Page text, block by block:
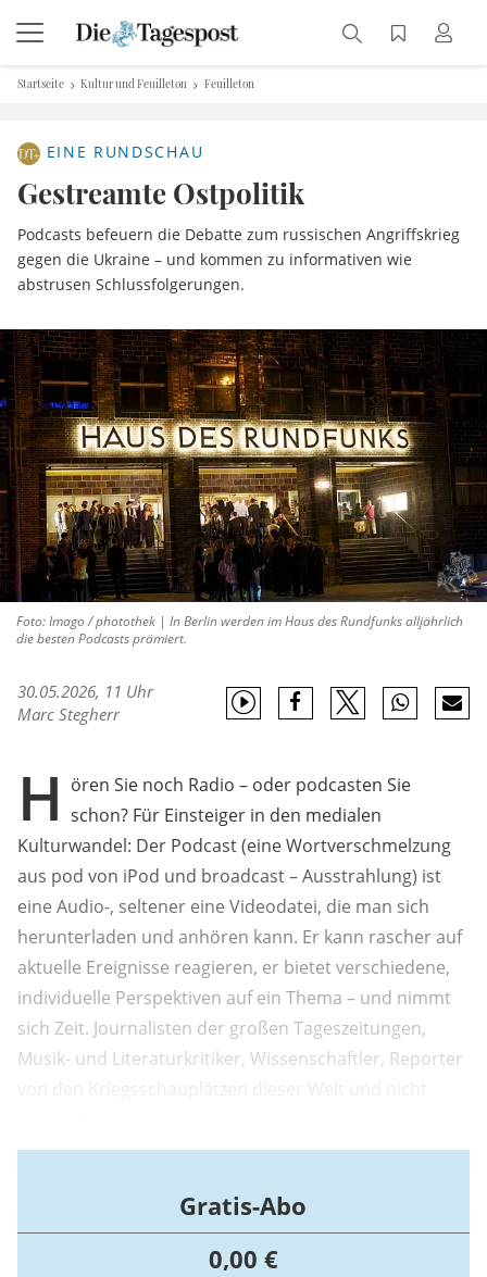
Startseite Kultur und Feuilleton Feuilleton
EINE RUNDSCHAU
Gestreamte Ostpolitik
Podcasts befeuern die Debatte zum russischen Angriffskrieg
gegen die Ukraine – und kommen zu informativen wie
abstrusen Schlussfolgerungen.
Foto: Imago / photothek | In Berlin werden im Haus des Rundfunks alljährlich
die besten Podcasts prämiert.
30.05.2026, 11 Uhr
Marc Stegherr
H ören Sie noch Radio – oder podcasten Sie
schon? Für Einsteiger in den medialen
Kulturwandel: Der Podcast (eine Wortverschmelzung
aus pod von iPod und broadcast – Ausstrahlung) ist
eine Audio-, seltener eine Videodatei, die man sich
herunterladen und anhören kann. Er kann rascher auf
aktuelle Ereignisse reagieren, er bietet verschiedene,
individuelle Perspektiven auf ein Thema – und nimmt
sich Zeit. Journalisten der großen Tageszeitungen,
Musik- und Literaturkritiker, Wissenschaftler, Reporter
von den Kriegsschauplätzen dieser Welt und nicht
Gespräch steht zum kostenfreien Abruf über
Gratis-Abo
0,00 €